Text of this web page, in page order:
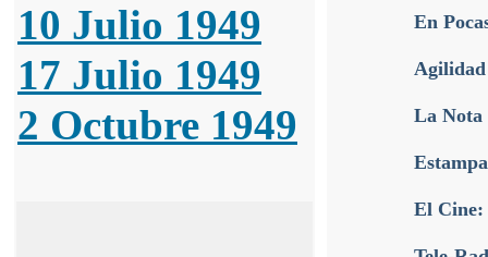
10 Julio 1949
17 Julio 1949
2 Octubre 1949
En
La Nota
El Cine: